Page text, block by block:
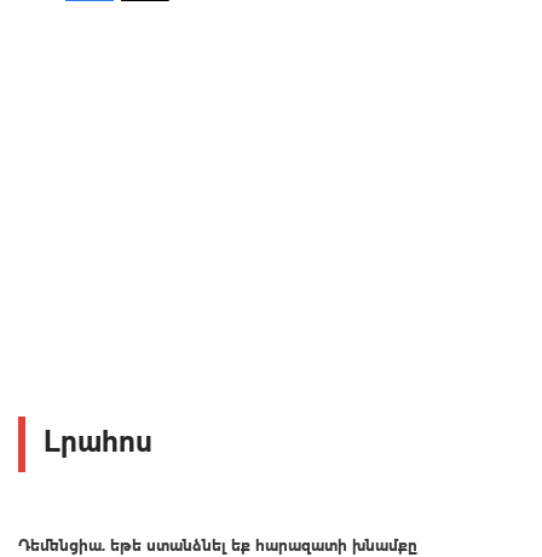
Լրահոս
Դեմենցիա. եթե ստանձնել եք հարազատի խնամքը